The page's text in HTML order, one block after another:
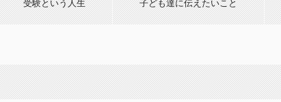
受験という人生 子ども達に伝えたいこと